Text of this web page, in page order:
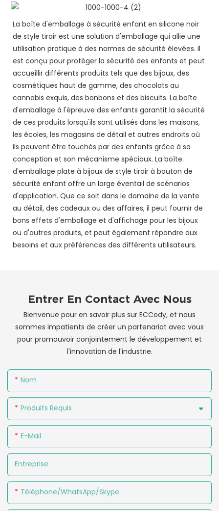
La boîte d'emballage à sécurité enfant en silicone noir
de style tiroir est une solution d'emballage qui allie une
utilisation pratique à des normes de sécurité élevées. Il
est conçu pour protéger la sécurité des enfants et peut
accueillir différents produits tels que des bijoux, des
cosmétiques haut de gamme, des chocolats au
cannabis exquis, des bonbons et des biscuits. La boîte
d'emballage à l'épreuve des enfants garantit la sécurité
de ces produits lorsqu'ils sont utilisés dans les maisons,
les écoles, les magasins de détail et autres endroits où
ils peuvent être touchés par des enfants grâce à sa
conception et son mécanisme spéciaux. La boîte
d'emballage plate à bijoux de style tiroir à bouton de
sécurité enfant offre un large éventail de scénarios
d'application. Que ce soit dans le domaine de la vente
au détail, des cadeaux ou des affaires, il peut fournir de
bons effets d'emballage et d'affichage pour les bijoux
ou d'autres produits, et peut également répondre aux
besoins et aux préférences des différents utilisateurs.
Entrer En Contact Avec Nous
Bienvenue pour en savoir plus sur ECCody, et nous
sommes impatients de créer un partenariat avec vous
pour promouvoir conjointement le développement et
l'innovation de l'industrie.
Nom
Produits Requis
E-Mail
Entreprise
Téléphone/WhatsApp/Skype